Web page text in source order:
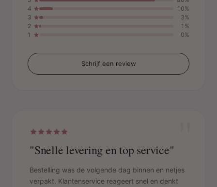
4
10%
3
3%
2
1%
1
0%
Schrijf een review
"Snelle levering en top service"
Bestelling was de volgende dag binnen en netjes
verpakt. Klantenservice reageert snel en denkt